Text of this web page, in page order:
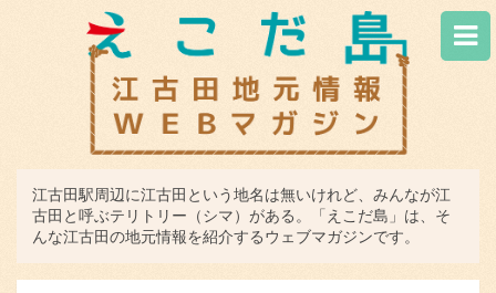
江古田駅周辺に江古田という地名は無いけれど、みんなが江
古田と呼ぶテリトリー（シマ）がある。「えこだ島」は、そ
んな江古田の地元情報を紹介するウェブマガジンです。